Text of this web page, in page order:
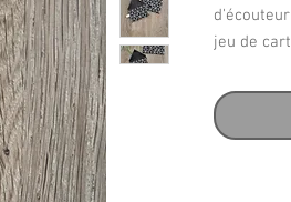
jeu de